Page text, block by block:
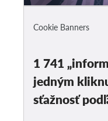
Cookie Banners
1 741
jedným
sťažnosť